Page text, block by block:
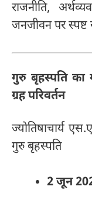
राजनीति,
जनजीवन पर स्पष्ट
गुरु बृहस्पति का
ग्रह परिवर्तन
ज्योतिषाचार्य
गुरु बृहस्पति
2 जून